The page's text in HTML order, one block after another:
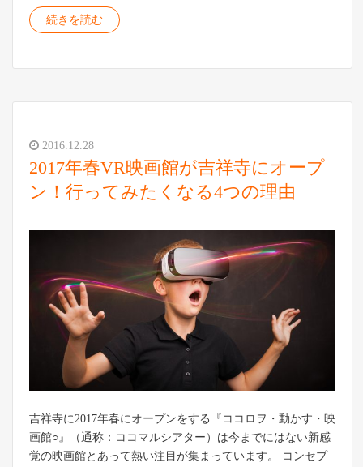
続きを読む
2016.12.28
2017年春VR映画館が吉祥寺にオープ
ン！行ってみたくなる4つの理由
吉祥寺に2017年春にオープンをする『ココロヲ・動かす・映
画館○』（通称：ココマルシアター）は今までにはない新感
覚の映画館とあって熱い注目が集まっています。 コンセプ